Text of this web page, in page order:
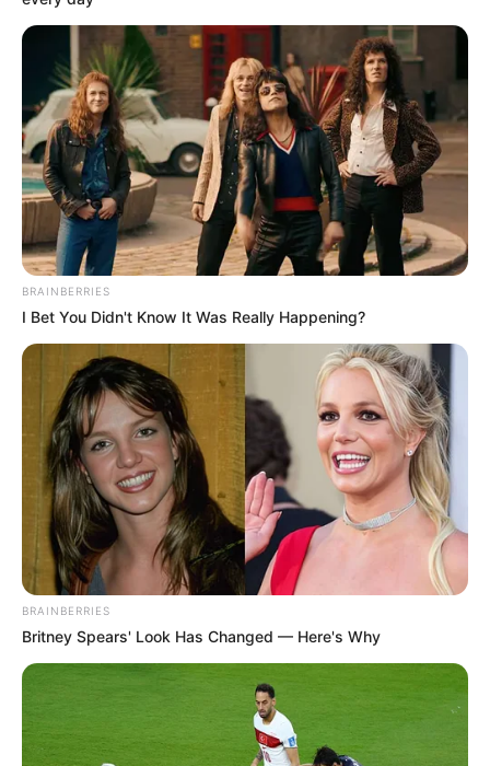
BRAINBERRIES
I Bet You Didn't Know It Was Really Happening?
BRAINBERRIES
Britney Spears' Look Has Changed — Here's Why